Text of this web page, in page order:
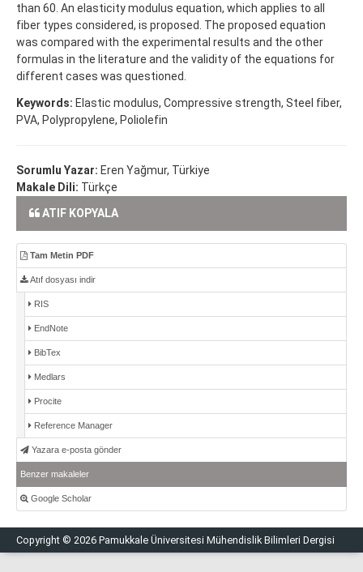
than 60. An elasticity modulus equation, which applies to all
fiber types considered, is proposed. The proposed equation
was compared with the experimental results and the other
formulas in the literature and the validity of the equations for
different cases was questioned.
Keywords: Elastic modulus, Compressive strength, Steel fiber,
PVA, Polypropylene, Poliolefin
Sorumlu Yazar: Eren Yağmur, Türkiye
Makale Dili: Türkçe
ATIF KOPYALA
Tam Metin PDF
Atıf dosyası indir
RIS
EndNote
BibTex
Medlars
Procite
Reference Manager
Yazara e-posta gönder
Benzer makaleler
Google Scholar
Copyright © 2026 Pamukkale Üniversitesi Mühendislik Bilimleri Dergisi